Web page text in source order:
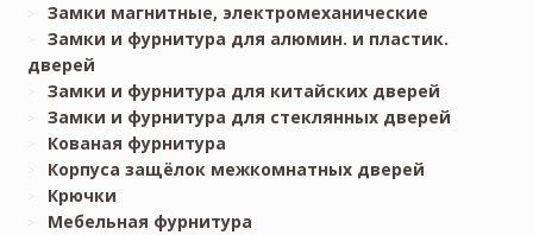
Замки магнитные, электромеханические
Замки и фурнитура для алюмин. и пластик.
дверей
Замки и фурнитура для китайских дверей
Замки и фурнитура для стеклянных дверей
Кованая фурнитура
Корпуса защёлок межкомнатных дверей
Крючки
Мебельная фурнитура